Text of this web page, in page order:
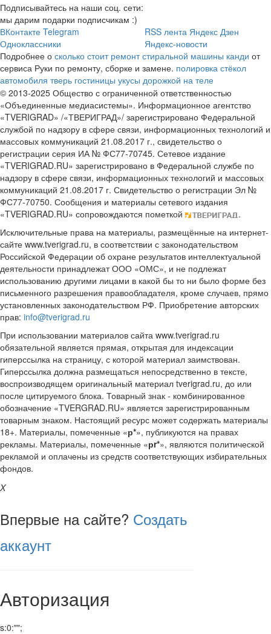
Подписывайтесь на наши соц. сети:
мы дарим подарки подписчикам :)
ВКонтакте Telegram
Одноклассники
RSS лента Яндекс Дзен
Яндекс-новости
Подробнее о сколько стоит ремонт стиральной машины канди от
сервиса Руки по ремонту, сборке и замене. полировка стёкол
автомобиля тверь гостиницы укусы дорожкой на теле
© 2013-2025 Общество с ограниченной ответственностью
«Объединенные медиасистемы». Информационное агентство
«TVERIGRAD» /«ТВЕРИГРАД»/ зарегистрировано Федеральной
службой по надзору в сфере связи, информационных технологий и
массовых коммуникаций 21.08.2017 г., свидетельство о
регистрации серия ИА № ФС77-70745. Сетевое издание
«TVERIGRAD.RU» зарегистрировано в Федеральной службе по
надзору в сфере связи, информационных технологий и массовых
коммуникаций 21.08.2017 г. Свидетельство о регистрации Эл №
ФС77-70750. Сообщения и материалы сетевого издания
«TVERIGRAD.RU» сопровождаются пометкой
.
Исключительные права на материалы, размещённые на интернет-
сайте www.tverigrad.ru, в соответствии с законодательством
Российской Федерации об охране результатов интеллектуальной
деятельности принадлежат ООО «ОМС», и не подлежат
использованию другими лицами в какой бы то ни было форме без
письменного разрешения правообладателя, кроме случаев, прямо
установленных законодательством РФ. Приобретение авторских
прав: info@tverigrad.ru
При использовании материалов сайта www.tverigrad.ru
обязательной является прямая, открытая для индексации
гиперссылка на страницу, с которой материал заимствован.
Гиперссылка должна размещаться непосредственно в тексте,
воспроизводящем оригинальный материал tverigrad.ru, до или
после цитируемого блока. Товарный знак - комбинированное
обозначение «TVERGRAD.RU» является зарегистрированным
товарным знаком. Настоящий ресурс может содержать материалы
18+. Материалы, помеченные «р*», публикуются на правах
рекламы. Материалы, помеченные «рr*», являются политической
рекламой и оплачены из средств соответствующих избирательных
фондов.
X
Впервые на сайте? Создать
аккаунт
Авторизация
s:0:"";